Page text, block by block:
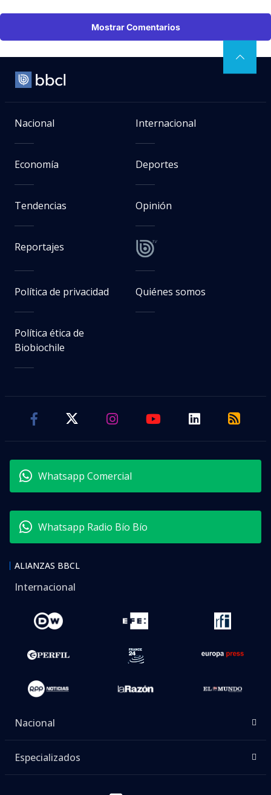
Mostrar Comentarios
Nacional Internacional
Economía Deportes
Tendencias Opinión
Reportajes
Política de privacidad Quiénes somos
Política ética de
Biobiochile
Whatsapp Comercial
Whatsapp Radio Bío Bío
ALIANZAS BBCL
Internacional
Nacional
Especializados